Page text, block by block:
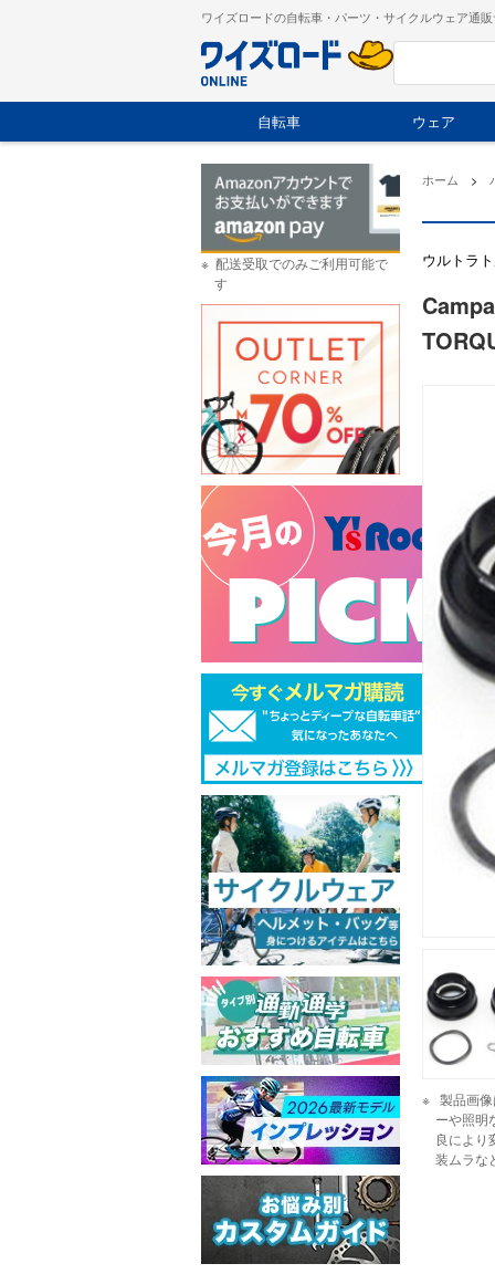
ワイズロードの自転車・パーツ・サイクルウェア通
自転車 ウェア
ホーム >
ウルトラ
製品画
ーや照明
良により
装ムラな
配送受取でのみご利用可能で
す